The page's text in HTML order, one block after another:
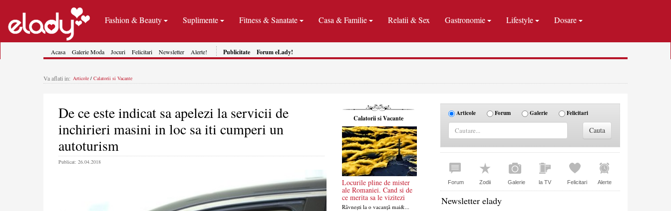
Fashion & Beauty Suplimente Fitness & Sanatate Casa & Familie Relatii & Sex Gastronomie Lifestyle Dosare
Acasa Galerie Moda Jocuri Felicitari Newsletter Alerte! Publicitate Forum eLady!
Va aflati in: Articole / Calatorii si Vacante
De ce este indicat sa apelezi la servicii de
inchirieri masini in loc sa iti cumperi un
autoturism
Publicat: 26.04.2018
Calatorii si Vacante
Locurile pline de mister
ale Romaniei. Cand si de
ce merita sa le vizitezi
Râvnești la o vacanță mai&...
Articole Forum Galerie Felicitari
Forum Zodii Galerie la TV Felicitari Alerte
Newsletter elady